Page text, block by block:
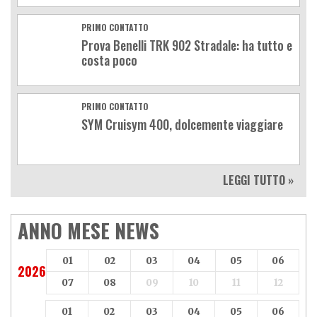
PRIMO CONTATTO
Prova Benelli TRK 902 Stradale: ha tutto e
costa poco
PRIMO CONTATTO
SYM Cruisym 400, dolcemente viaggiare
LEGGI TUTTO »
ANNO MESE NEWS
2026
01 02 03 04 05
06
07
08 09 10 11 12
01 02 03 04 05
06